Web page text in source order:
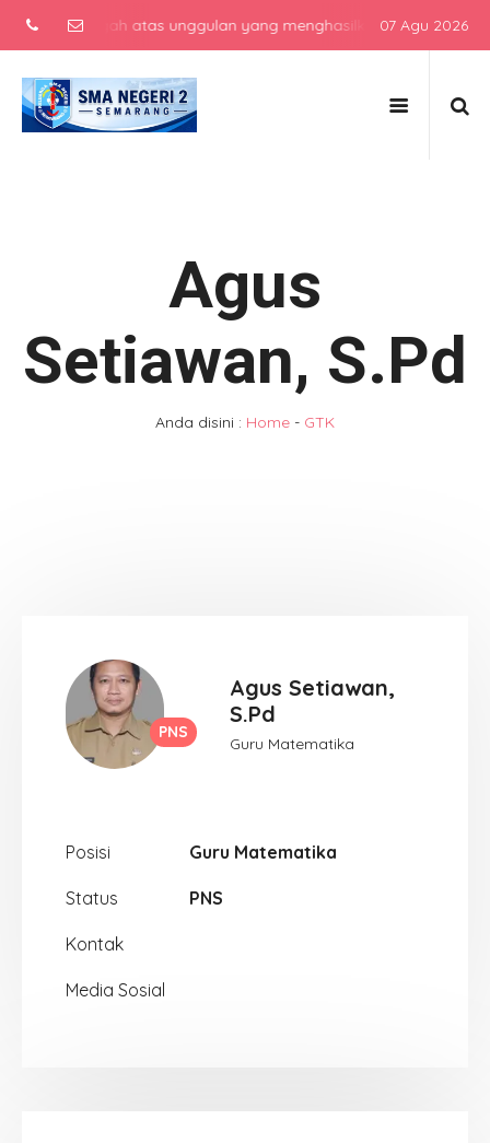
menengah atas unggulan yang menghasilkan lulusan
07 Agu 2026
Agus
Setiawan, S.Pd
Anda disini : Home - GTK
PNS
Agus Setiawan,
S.Pd
Guru Matematika
Posisi Guru Matematika
Status PNS
Kontak
Media Sosial